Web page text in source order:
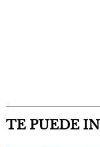
TE PUEDE